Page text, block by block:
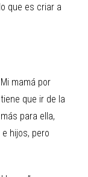
que es criar a
mamá por
que ir de la
para ella,
hijos, pero